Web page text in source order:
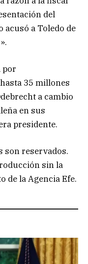
del
acusó a Toledo de
por
35 millones
a cambio
en sus
presidente.
son reservados.
sin la
de la Agencia Efe.